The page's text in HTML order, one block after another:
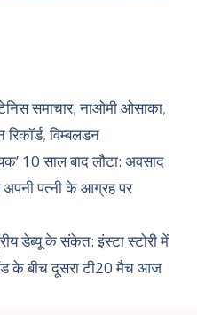
समाचार,नाओमी ओसाका,
,विम्बलडन
10 साल बाद लौटा: अवसाद
अपनी पत्नी के आग्रह पर
डेब्यू के संकेत: इंस्टा स्टोरी में
के बीच दूसरा टी20 मैच आज